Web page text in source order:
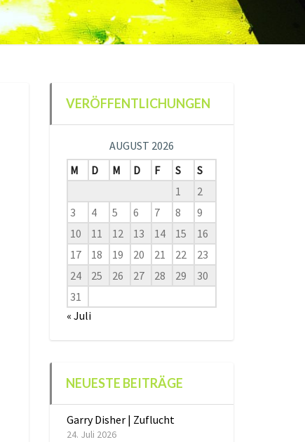
VERÖFFENTLICHUNGEN
AUGUST 2026
M
D M D F S
S
1
2
3
4 5 6 7 8
9
10
11 12 13 14 15
16
17
18 19 20 21 22
23
24
25 26 27 28 29
30
31
« Juli
NEUESTE BEITRÄGE
Garry Disher | Zuflucht
24. Juli 2026